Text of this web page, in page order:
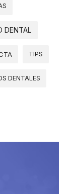
DENTAL
TIPS
DENTALES